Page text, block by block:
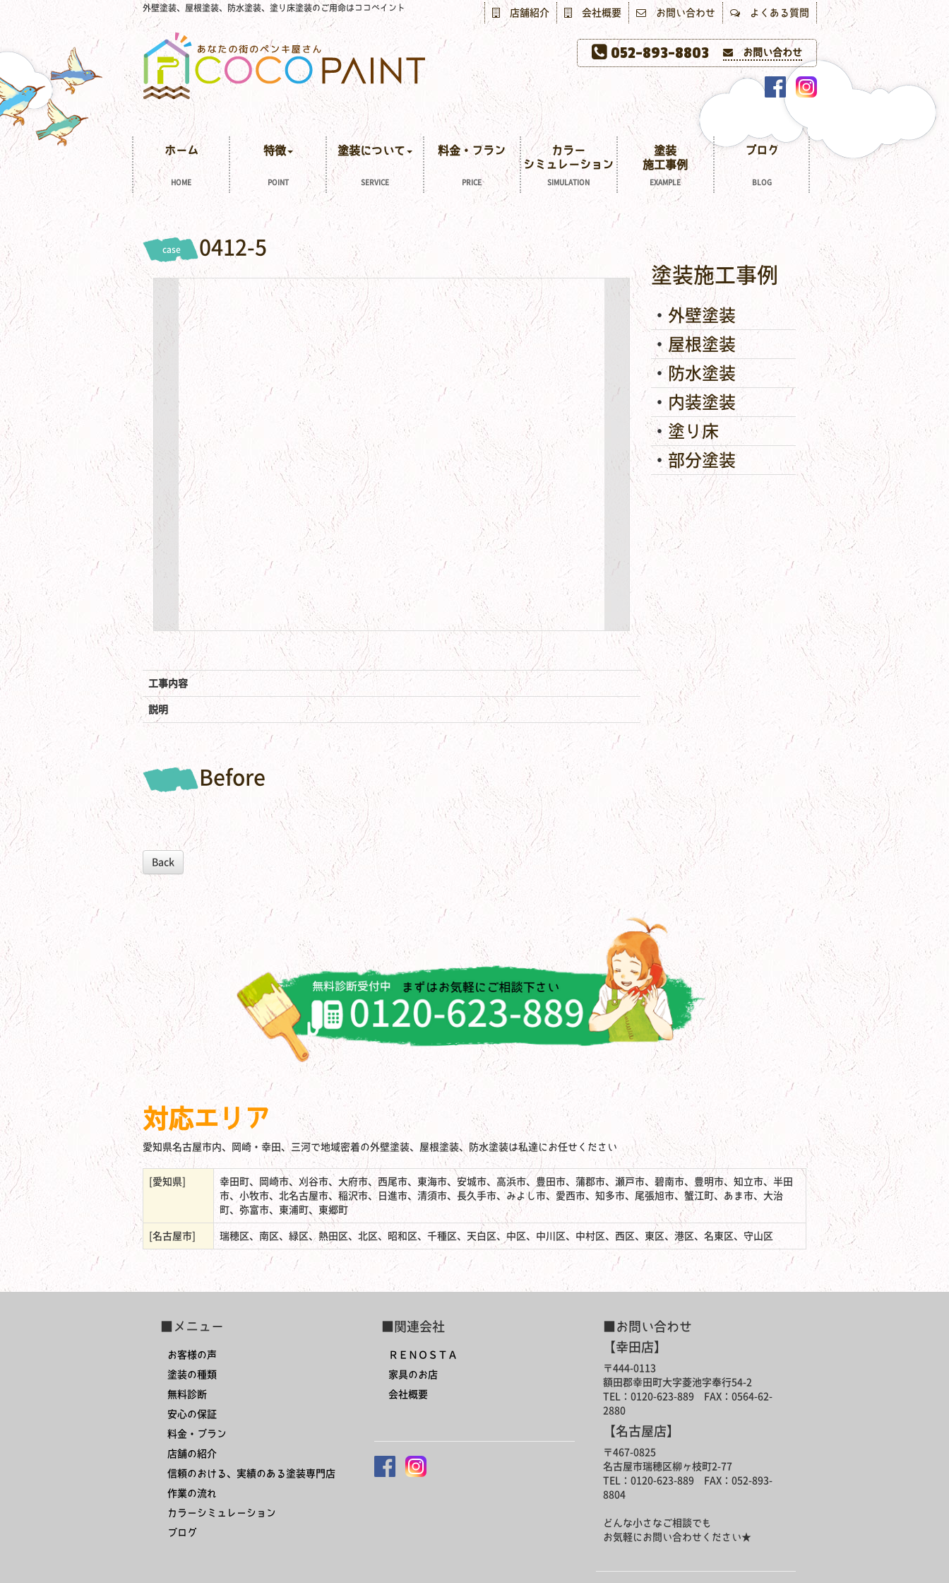
外壁塗装、屋根塗装、防水塗装、塗り床塗装のご用命はココペイント 店舗紹介 会社概要 お問い合わせ よくある質問
052-893-8803 お問い合わせ
HOME
ホーム
POINT
特徴
SERVICE
塗装について
PRICE
料金・プラン
SIMULATION
カラー
シミュレーション
EXAMPLE
塗装
施工事例
BLOG
ブログ
case 0412-5
工事内容
説明
Before
Back
塗装施工事例
外壁塗装
屋根塗装
防水塗装
内装塗装
塗り床
部分塗装
対応エリア
愛知県名古屋市内、岡崎・幸田、三河で地域密着の外壁塗装、屋根塗装、防水塗装は私達にお任せください
[愛知県]
幸田町、岡崎市、刈谷市、大府市、西尾市、東海市、安城市、高浜市、豊田市、蒲郡市、瀬戸市、碧南市、豊明市、知立市、半田
市、小牧市、北名古屋市、稲沢市、日進市、清須市、長久手市、みよし市、愛西市、知多市、尾張旭市、蟹江町、あま市、大治
町、弥富市、東浦町、東郷町
[名古屋市] 瑞穂区、南区、緑区、熱田区、北区、昭和区、千種区、天白区、中区、中川区、中村区、西区、東区、港区、名東区、守山区
■メニュー
お客様の声
塗装の種類
無料診断
安心の保証
料金・プラン
店舗の紹介
信頼のおける、実績のある塗装専門店
作業の流れ
カラーシミュレーション
ブログ
■関連会社
ＲＥＮＯＳＴＡ
家具のお店
会社概要
■お問い合わせ
【幸田店】
〒444-0113
額田郡幸田町大字菱池字奉行54-2
TEL：0120-623-889 FAX：0564-62-
2880
【名古屋店】
〒467-0825
名古屋市瑞穂区柳ヶ枝町2-77
TEL：0120-623-889 FAX：052-893-
8804
どんな小さなご相談でも
お気軽にお問い合わせください★